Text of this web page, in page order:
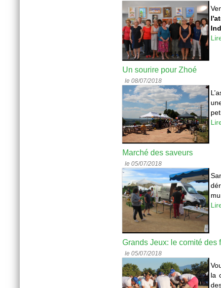
Un sourire pour Zhoé
le 08/07/2018
Marché des saveurs
le 05/07/2018
Grands Jeux: le comité des
le 05/07/2018
la